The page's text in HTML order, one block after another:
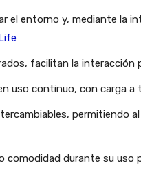
el entorno y, mediante la
facilitan la interacción
uso continuo, con carga a
permitiendo
comodidad durante su uso